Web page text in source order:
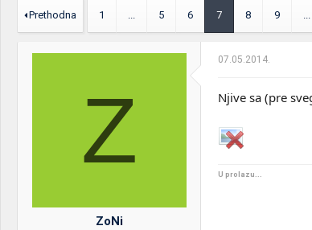
n
p
r
n
a
Prethodna 1 5 6 7 8 9
Z
ZoNi
07.05.2014.
Njive sa (pre
U prolazu...